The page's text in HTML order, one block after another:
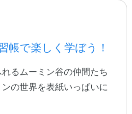
ご希望の方へ
ト
帳で楽しく学ぼう！
るムーミン谷の仲間たち
の世界を表紙いっぱいに